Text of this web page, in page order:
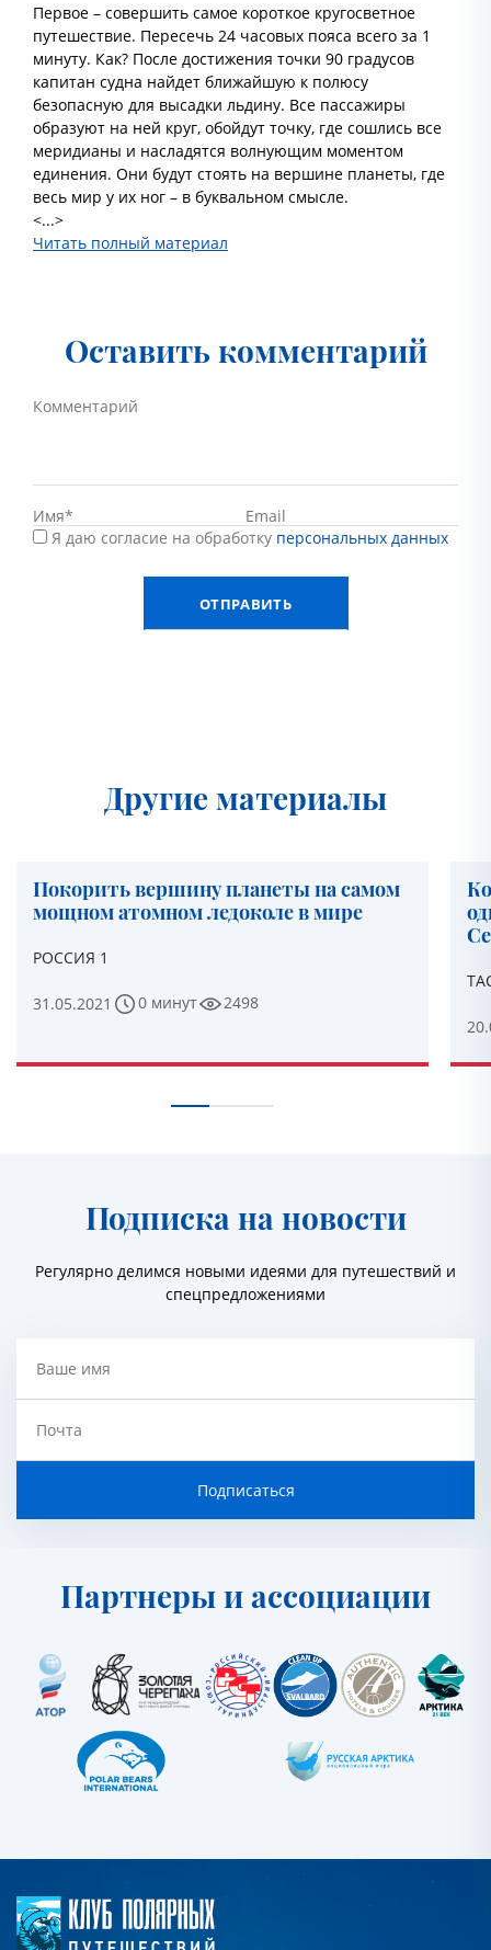
Первое – совершить самое короткое кругосветное
путешествие. Пересечь 24 часовых пояса всего за 1
минуту. Как? После достижения точки 90 градусов
капитан судна найдет ближайшую к полюсу
безопасную для высадки льдину. Все пассажиры
образуют на ней круг, обойдут точку, где сошлись все
меридианы и насладятся волнующим моментом
единения. Они будут стоять на вершине планеты, где
весь мир у их ног – в буквальном смысле.
<...>
Читать полный материал
Оставить комментарий
Я даю согласие на обработку персональных данных
Другие материалы
Покорить вершину планеты на самом
мощном атомном ледоколе в мире
РОССИЯ 1
31.05.2021 0 минут 2498
Подписка на новости
Регулярно делимся новыми идеями для путешествий и
спецпредложениями
Ваше имя
Почта
Подписаться
Партнеры и ассоциации